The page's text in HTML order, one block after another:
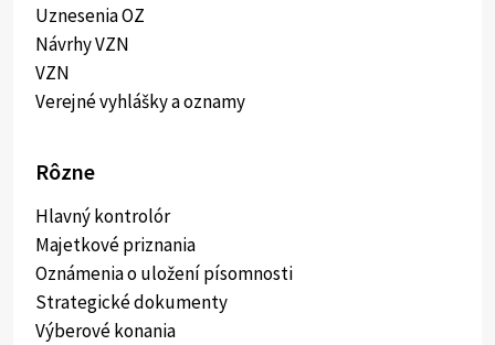
Uznesenia OZ
Návrhy VZN
VZN
Verejné vyhlášky a oznamy
Rôzne
Hlavný kontrolór
Majetkové priznania
Oznámenia o uložení písomnosti
Strategické dokumenty
Výberové konania